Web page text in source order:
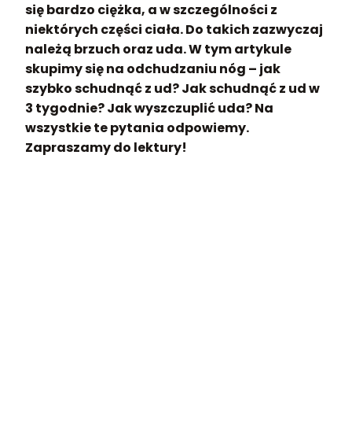
się bardzo ciężka, a w szczególności z
niektórych części ciała. Do takich zazwyczaj
należą brzuch oraz uda. W tym artykule
skupimy się na odchudzaniu nóg – jak
szybko schudnąć z ud? Jak schudnąć z ud w
3 tygodnie? Jak wyszczuplić uda? Na
wszystkie te pytania odpowiemy.
Zapraszamy do lektury!